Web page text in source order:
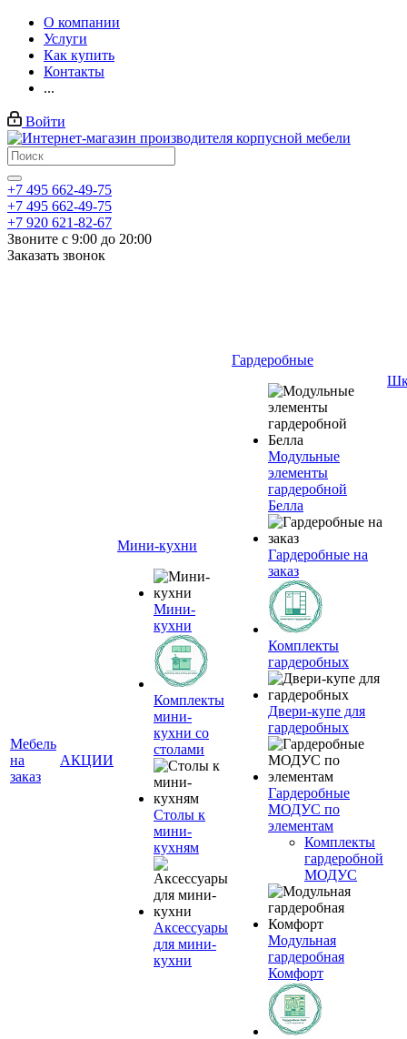
О компании
Услуги
Как купить
Контакты
...
Войти
+7 495 662-49-75
+7 495 662-49-75
+7 920 621-82-67
Звоните с 9:00 до 20:00
Заказать звонок
Мебель
на
заказ
АКЦИИ
Мини-кухни
Мини-
кухни
Комплекты
мини-
кухни со
столами
Столы к
мини-
кухням
Аксессуары
для мини-
кухни
Гардеробные
Модульные
элементы
гардеробной
Белла
Гардеробные на
заказ
Комплекты
гардеробных
Двери-купе для
гардеробных
Гардеробные
МОДУС по
элементам
Комплекты
гардеробной
МОДУС
Модульная
гардеробная
Комфорт